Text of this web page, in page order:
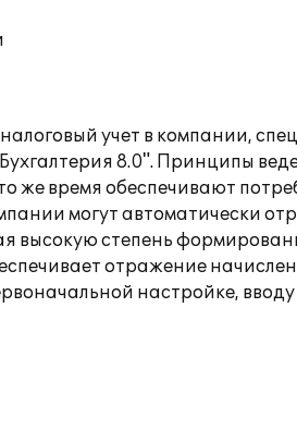
учет в компании,
8.0". Принципы
же время обеспечивают
могут автоматически
высокую степень
отражение
настройке,